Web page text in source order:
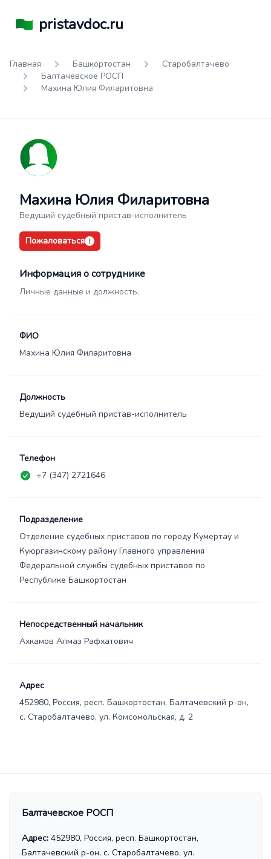
pristavdoc.ru
Главная Башкортостан
Старобалтачево
Балтачевское РОСП
Махина Юлия Филаритовна
Махина Юлия Филаритовна
Ведущий судебный пристав-исполнитель
Пожаловаться
Информация о сотруднике
Личные данные и должность.
ФИО
Махина Юлия Филаритовна
Должность
Ведущий судебный пристав-исполнитель
Телефон
+7 (347) 2721646
Подразделение
Отделение судебных приставов по городу Кумертау и
Куюргазинскому району Главного управления
Федеральной службы судебных приставов по
Республике Башкортостан
Непосредственный начальник
Ахкамов Алмаз Рафхатович
Адрес
452980, Россия, респ. Башкортостан, Балтачевский р-он,
с. Старобалтачево, ул. Комсомольская, д. 2
Балтачевское РОСП
Адрес: 452980, Россия, респ. Башкортостан,
Балтачевский р-он, с. Старобалтачево, ул.